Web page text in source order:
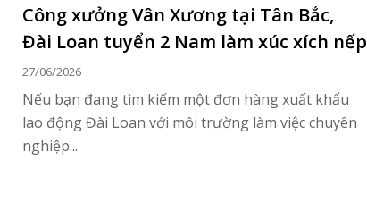
Công xưởng Vân Xương tại Tân Bắc,
Đài Loan tuyển 2 Nam làm xúc xích nếp
27/06/2026
Nếu bạn đang tìm kiếm một đơn hàng xuất khẩu
lao động Đài Loan với môi trường làm việc chuyên
nghiệp...